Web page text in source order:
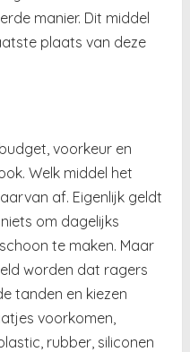
manier. Dit middel
plaats van deze
voorkeur en
Welk middel het
af. Eigenlijk geldt
om dagelijks
te maken. Maar
worden dat ragers
tanden en kiezen
voorkomen,
rubber, siliconen